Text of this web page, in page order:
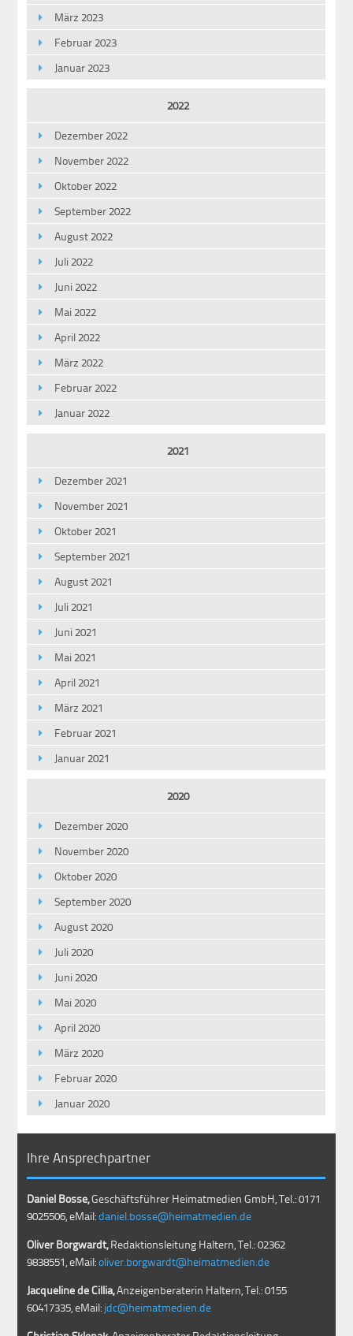
März 2023
Februar 2023
Januar 2023
2022
Dezember 2022
November 2022
Oktober 2022
September 2022
August 2022
Juli 2022
Juni 2022
Mai 2022
April 2022
März 2022
Februar 2022
Januar 2022
2021
Dezember 2021
November 2021
Oktober 2021
September 2021
August 2021
Juli 2021
Juni 2021
Mai 2021
April 2021
März 2021
Februar 2021
Januar 2021
2020
Dezember 2020
November 2020
Oktober 2020
September 2020
August 2020
Juli 2020
Juni 2020
Mai 2020
April 2020
März 2020
Februar 2020
Januar 2020
Ihre Ansprechpartner
Daniel Bosse,Geschäftsführer Heimatmedien GmbH, Tel.: 0171
9025506, eMail:daniel.bosse@heimatmedien.de
Oliver Borgwardt,Redaktionsleitung Haltern, Tel.: 02362
9838551, eMail:oliver.borgwardt@heimatmedien.de
Jacqueline de Cillia,Anzeigenberaterin Haltern, Tel.: 0155
60417335, eMail: jdc@heimatmedien.de